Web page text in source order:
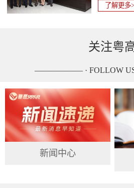
了解更多
关注粤
—————— · FOLLOW
新闻中心